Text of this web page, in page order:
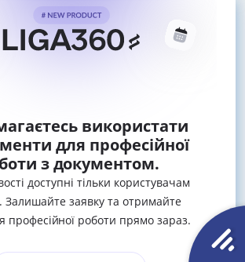
використати
для професійної
з документом.
доступні тільки користувачам
Залишайте заявку та отримайте
професійної роботи прямо зараз.